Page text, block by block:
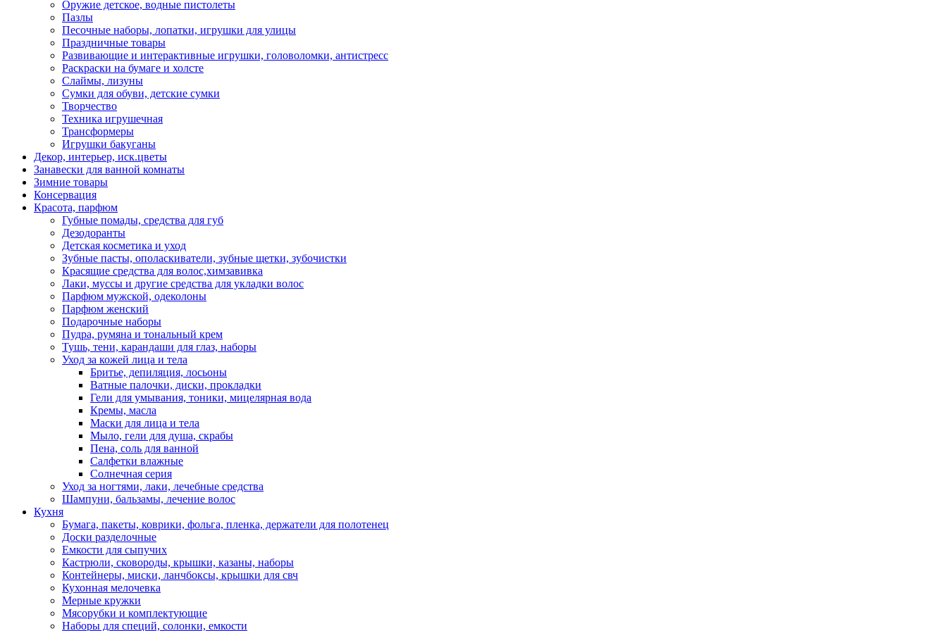
Оружие детское, водные пистолеты
Пазлы
Песочные наборы, лопатки, игрушки для улицы
Праздничные товары
Развивающие и интерактивные игрушки, головоломки, антистресс
Раскраски на бумаге и холсте
Слаймы, лизуны
Сумки для обуви, детские сумки
Творчество
Техника игрушечная
Трансформеры
Игрушки бакуганы
Декор, интерьер, иск.цветы
Занавески для ванной комнаты
Зимние товары
Консервация
Красота, парфюм
Губные помады, средства для губ
Дезодоранты
Детская косметика и уход
Зубные пасты, ополаскиватели, зубные щетки, зубочистки
Красящие средства для волос,химзавивка
Лаки, муссы и другие средства для укладки волос
Парфюм мужской, одеколоны
Парфюм женский
Подарочные наборы
Пудра, румяна и тональный крем
Тушь, тени, карандаши для глаз, наборы
Уход за кожей лица и тела
Бритье, депиляция, лосьоны
Ватные палочки, диски, прокладки
Гели для умывания, тоники, мицелярная вода
Кремы, масла
Маски для лица и тела
Мыло, гели для душа, скрабы
Пена, соль для ванной
Салфетки влажные
Солнечная серия
Уход за ногтями, лаки, лечебные средства
Шампуни, бальзамы, лечение волос
Кухня
Бумага, пакеты, коврики, фольга, пленка, держатели для полотенец
Доски разделочные
Емкости для сыпучих
Кастрюли, сковороды, крышки, казаны, наборы
Контейнеры, миски, ланчбоксы, крышки для свч
Кухонная мелочевка
Мерные кружки
Мясорубки и комплектующие
Наборы для специй, солонки, емкости